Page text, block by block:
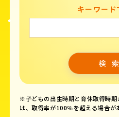
キーワード
※子どもの出生時期と育休取得時期
は、取得率が100％を超える場合が